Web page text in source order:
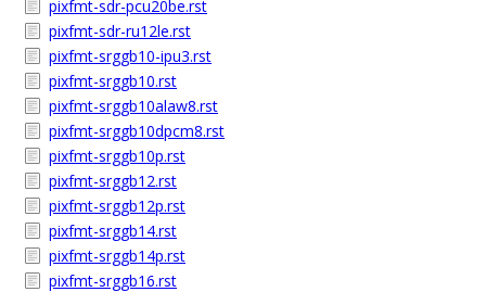
pixfmt-sdr-pcu20be.rst
pixfmt-sdr-ru12le.rst
pixfmt-srggb10-ipu3.rst
pixfmt-srggb10.rst
pixfmt-srggb10alaw8.rst
pixfmt-srggb10dpcm8.rst
pixfmt-srggb10p.rst
pixfmt-srggb12.rst
pixfmt-srggb12p.rst
pixfmt-srggb14.rst
pixfmt-srggb14p.rst
pixfmt-srggb16.rst